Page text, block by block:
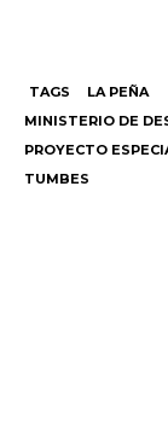
TAGS
LA PEÑA
MINISTERIO DE
PROYECTO
TUMBES